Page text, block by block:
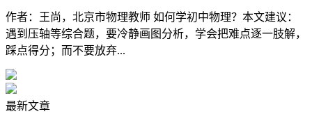
作者：王尚，北京市物理教师 如何学初中物理？本文建议：
遇到压轴等综合题，要冷静画图分析，学会把难点逐一肢解，
踩点得分；而不要放弃...
最新文章